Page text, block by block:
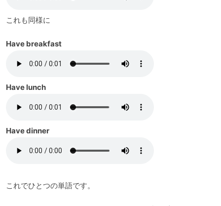
これも同様に
Have breakfast
Have lunch
Have dinner
これでひとつの単語です。